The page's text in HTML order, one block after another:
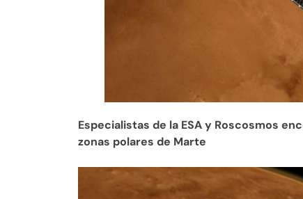
Especialistas de la ESA y Roscosmos
zonas polares de Marte